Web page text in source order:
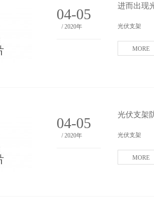
04-05
/ 2020年
进而出现
光伏支架
MORE
04-05
/ 2020年
光伏支架
光伏支架
MORE